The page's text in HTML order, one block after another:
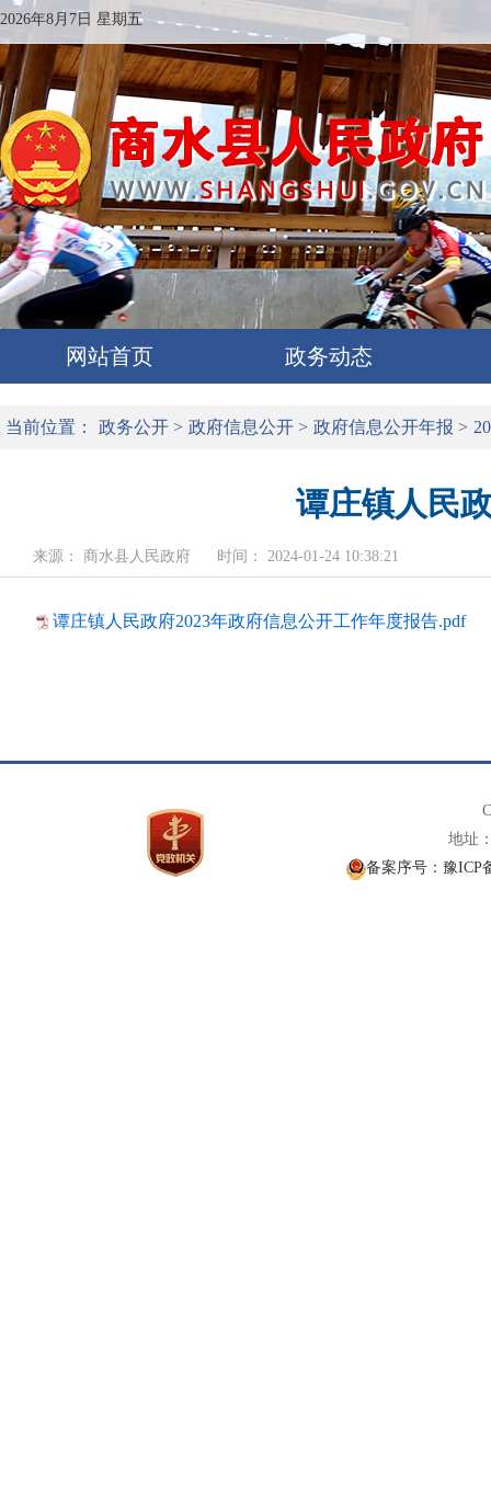
2026年8月7日 星期五
网站首页 政务动态
当前位置： 政务公开 > 政府信息公开 > 政府信息公开年报 >
谭庄镇人民
来源： 商水县人民政府 时间： 2024-01-24 10:38:21
谭庄镇人民政府2023年政府信息公开工作年度报告.pdf
地址
备案序号：豫ICP